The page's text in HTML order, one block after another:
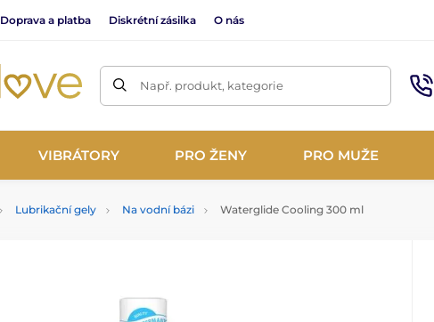
Doprava a platba Diskrétní zásilka O nás
Např. produkt, kategorie
VIBRÁTORY PRO ŽENY PRO MUŽE
Lubrikační gely Na vodní bázi Waterglide Cooling 300 ml